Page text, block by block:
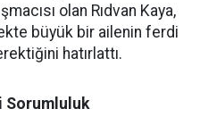
olan Rıdvan Kaya,
büyük bir ailenin ferdi
hatırlattı.
Sorumluluk